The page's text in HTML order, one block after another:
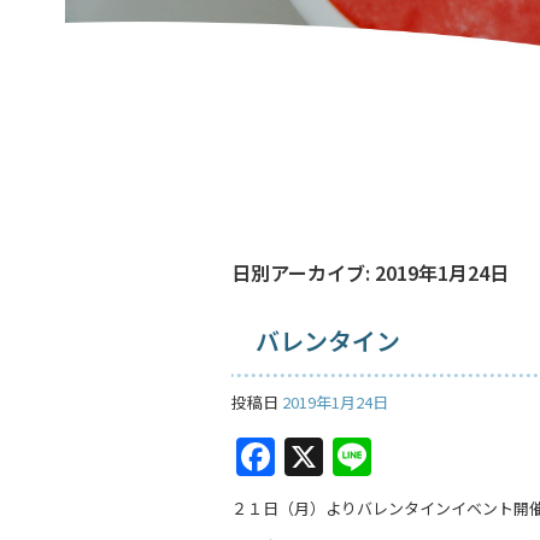
日別アーカイブ: 2019年1月24日
バレンタイン
投稿日 2019年1月24日
F
a
X
n
２１日（月）よりバレンタインイベント開